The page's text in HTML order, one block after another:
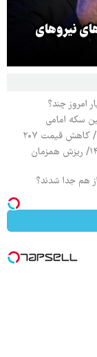
نیروهای
قیمت محصولات ایران خودرو چهارشنبه ۱۴ مرداد ۱۴۰۵/ ریزش همزمان
هم جدا شدند؟